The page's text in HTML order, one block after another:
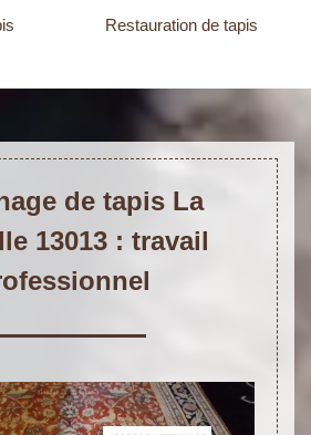
Restauration de tapis
de tapis La
13013 : travail